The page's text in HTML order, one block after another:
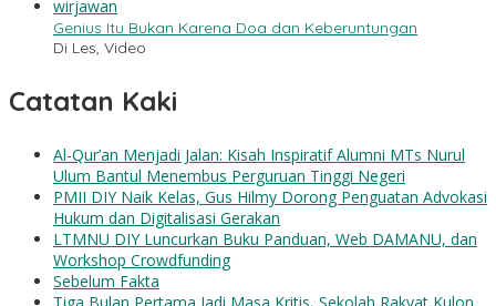
Genius Itu Bukan Karena Doa dan Keberuntungan
Di Les, Video
Catatan Kaki
Al-Qur’an Menjadi Jalan: Kisah Inspiratif Alumni MTs Nurul
Ulum Bantul Menembus Perguruan Tinggi Negeri
PMII DIY Naik Kelas, Gus Hilmy Dorong Penguatan Advokasi
Hukum dan Digitalisasi Gerakan
LTMNU DIY Luncurkan Buku Panduan, Web DAMANU, dan
Workshop Crowdfunding
Sebelum Fakta